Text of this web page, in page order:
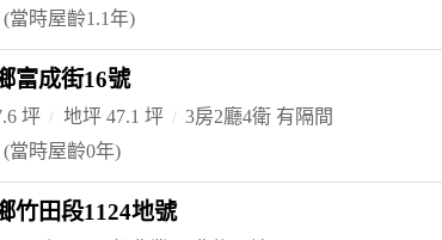
(當時屋齡1.1年)
富成街16號
坪 地坪 47.1 坪
3房2廳4衛 有隔間
(當時屋齡0年)
竹田段1124地號